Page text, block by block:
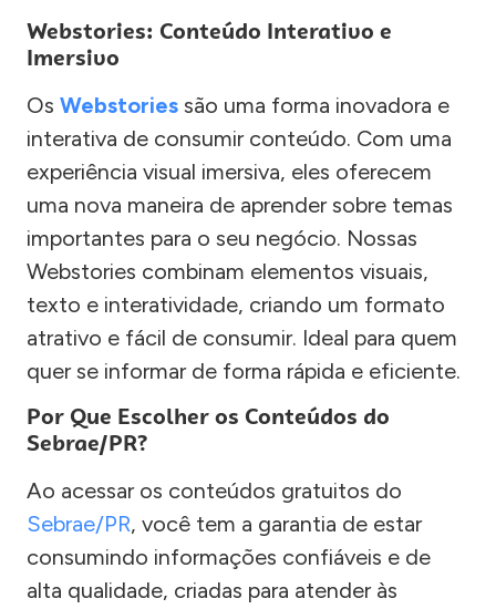
Webstories: Conteúdo Interativo e
Imersivo
Os Webstories são uma forma inovadora e
interativa de consumir conteúdo. Com uma
experiência visual imersiva, eles oferecem
uma nova maneira de aprender sobre temas
importantes para o seu negócio. Nossas
Webstories combinam elementos visuais,
texto e interatividade, criando um formato
atrativo e fácil de consumir. Ideal para quem
quer se informar de forma rápida e eficiente.
Por Que Escolher os Conteúdos do
Sebrae/PR?
Ao acessar os conteúdos gratuitos do
Sebrae/PR, você tem a garantia de estar
consumindo informações confiáveis e de
alta qualidade, criadas para atender às